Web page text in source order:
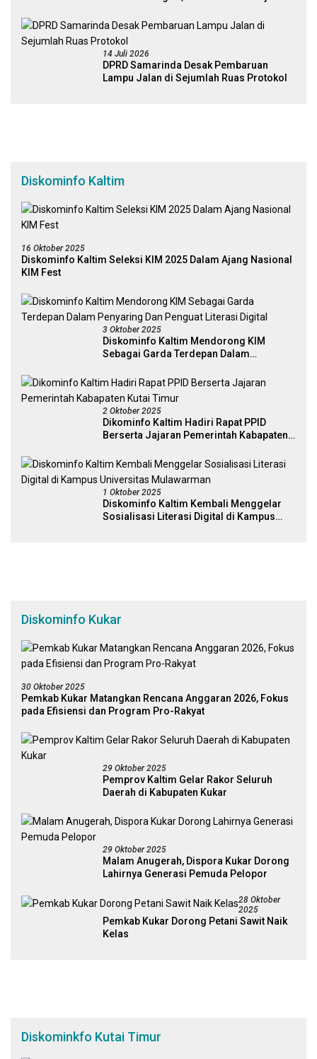
14 Juli 2026
DPRD Samarinda Desak Pembaruan
Lampu Jalan di Sejumlah Ruas Protokol
Diskominfo Kaltim
16 Oktober 2025
Diskominfo Kaltim Seleksi KIM 2025 Dalam Ajang Nasional
KIM Fest
3 Oktober 2025
Diskominfo Kaltim Mendorong KIM
Sebagai Garda Terdepan Dalam
2 Oktober 2025
Dikominfo Kaltim Hadiri Rapat PPID
Berserta Jajaran Pemerintah Kabapaten
1 Oktober 2025
Diskominfo Kaltim Kembali Menggelar
Sosialisasi Literasi Digital di Kampus
Diskominfo Kukar
30 Oktober 2025
Pemkab Kukar Matangkan Rencana Anggaran 2026, Fokus
pada Efisiensi dan Program Pro-Rakyat
29 Oktober 2025
Pemprov Kaltim Gelar Rakor Seluruh
Daerah di Kabupaten Kukar
29 Oktober 2025
Malam Anugerah, Dispora Kukar Dorong
Lahirnya Generasi Pemuda Pelopor
28 Oktober
2025
Pemkab Kukar Dorong Petani Sawit Naik
Kelas
Diskominkfo Kutai Timur